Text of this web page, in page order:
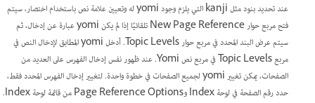
عند تحديد بنود مثل kanji التي يلزم وجود yomi له وتعيين علامة نص باستخدام اختصار، سيتم
فتح مربع حوار New Page Reference تلقائيًا إذا لم يكن yomi عبارة عن إدخال، ثم
سيتم عرض البند المحدد في مربع حوار Topic Levels. أدخل yomi المطابق لإدخال النص في
مربع Topic Levels في مربع نص Yomi. عند ظهور نفس إدخال الفهرس على العديد من
الصفحات، يمكن تغيير yomi لجميع الصفحات في خطوة واحدة. لتغيير إدخال الفهرس المحدد فقط،
حدد رقم الصفحة في لوحة Index وPage Reference Options من قائمة لوحة Index.